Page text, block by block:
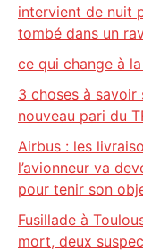
intervient de nuit
tombé dans un
ce qui change à
3 choses à savoir
nouveau pari du
Airbus : les
l’avionneur va
pour tenir son
Fusillade à
mort, deux